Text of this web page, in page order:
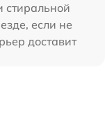
стиральной
если не
доставит